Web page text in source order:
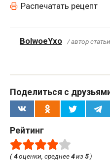
Распечатать рецепт
BolwoeYxo / автор статьи
Поделиться с
Рейтинг
(4оценки, среднее4из 5)